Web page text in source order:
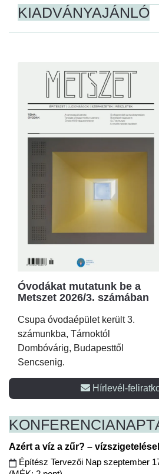
KIADVÁNYAJÁNLÓ
Óvodákat mutatunk be a
Metszet 2026/3. számában
Csupa óvodaépület került 3.
számunkba, Tárnoktól
Dombóvárig, Budapesttől
Sencsenig.
Hírlevél-
KONFERENCIA
Azért a víz a zűr? –
Építész Tervezői Nap szeptember